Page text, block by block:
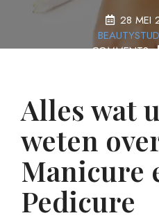
28 MEI
COMMENTS
Alles wat
weten
Manicure
Pedicure